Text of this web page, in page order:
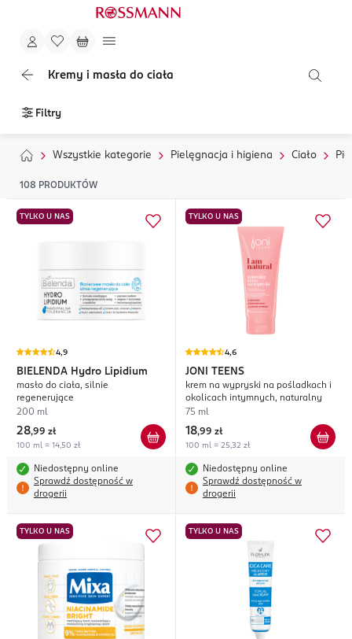
Kremy i masła do ciała
Filtry
Wszystkie kategorie Pielęgnacja i higiena Ciało
108 PRODUKTÓW
TYLKO U NAS
4,9
BIELENDA Hydro Lipidium
masło do ciała, silnie
regenerujące
200 ml
28,99 zł
100 ml = 14,50 zł
Niedostępny online
Sprawdź dostępność w
drogerii
TYLKO U NAS
4,6
JONI TEENS
krem na wypryski na pośladkach i
okolicach intymnych, naturalny
75 ml
18,99 zł
100 ml = 25,32 zł
Niedostępny online
Sprawdź dostępność w
drogerii
TYLKO U NAS TYLKO U NAS